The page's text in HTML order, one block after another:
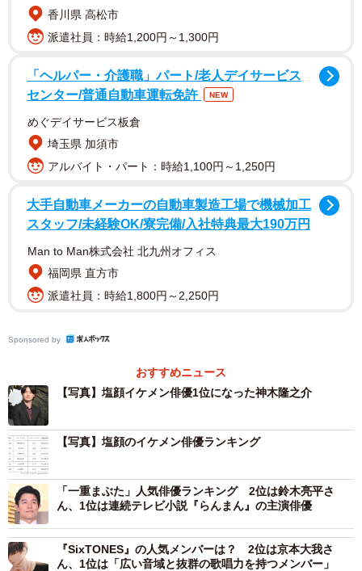
本調査は、2023年5月度に行われた調査を利用し、世間で
「塩顔」といわれているタレントについて、パワースコア
が高い順にランキング形式でまとめたものです。TOP3の結
果は以下の通りです。
▽塩顔のイケメン俳優人気ランキング
香川県 高松市
派遣社員：時給1,200円～1,300円
「ヘルパー・介護職」パート/老人デイサービス
センター/普通自動車運転免許
NEW
めぐデイサービス板倉
埼玉県 加須市
アルバイト・パート：時給1,100円～1,250円
大手自動車メーカーの自動車製造工場で機械加工
スタッフ/未経験OK/寮完備/入社特典最大190万円
Man to Man株式会社 北九州オフィス
福岡県 直方市
派遣社員：時給1,800円～2,250円
Sponsored by
おすすめニュース
【写真】塩顔イケメン俳優1位になった神木隆之介
【写真】塩顔のイケメン俳優ランキング
「一重まぶた」人気俳優ランキング 2位は鈴木亮平さ
ん、1位は連続テレビ小説『らんまん』の主演俳優
『SixTONES』の人気メンバーは？ 2位は京本大我さ
ん、1位は「広い音域と抜群の歌唱力を持つメンバー」